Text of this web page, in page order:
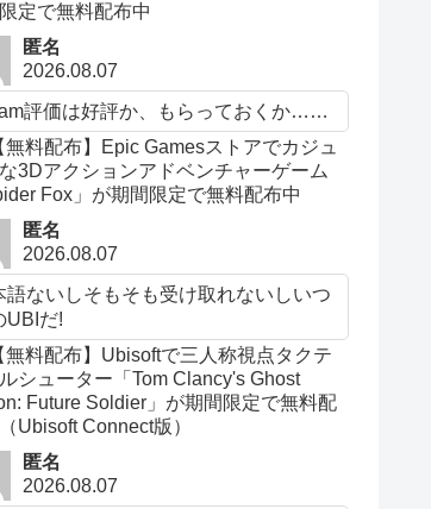
定で無料配布中
匿名
2026.08.07
評価は好評か、もらっておくか……
無料配布】Epic Gamesストアでカジュ
3Dアクションアドベンチャーゲーム
Fox」が期間限定で無料配布中
匿名
2026.08.07
語ないしそもそも受け取れないしいつ
UBIだ!
無料配布】Ubisoftで三人称視点タクテ
シューター「Tom Clancy's Ghost
Future Soldier」が期間限定で無料配
Ubisoft Connect版）
匿名
2026.08.07